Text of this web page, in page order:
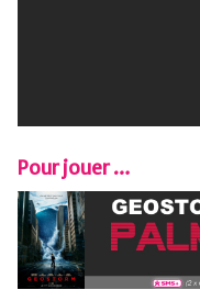
Pour jouer …